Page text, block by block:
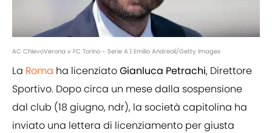
AC ChievoVerona v FC Torino - Serie A | Emilio Andreoli/Getty Images
La Roma ha licenziatoGianluca Petrachi, Direttore
Sportivo. Dopo circa un mese dalla sospensione
dal club (18 giugno, ndr), la società capitolina ha
inviato una lettera di licenziamento per giusta